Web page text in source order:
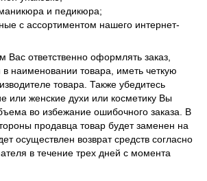
и педикюра;
с ассортиментом нашего интернет-
Вас ответственно оформлять заказ,
наименовании товара, иметь четкую
товара. Также убедитесь
или женские духи или косметику Вы
во избежание ошибочного заказа. В
продавца товар будет заменен на
осуществлен возврат средств согласно
в течение трех дней с момента